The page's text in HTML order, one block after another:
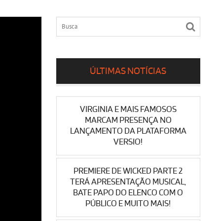
ÚLTIMAS NOTÍCIAS
VIRGINIA E MAIS FAMOSOS
MARCAM PRESENÇA NO
LANÇAMENTO DA PLATAFORMA
VERSIO!
PREMIERE DE WICKED PARTE 2
TERÁ APRESENTAÇÃO MUSICAL,
BATE PAPO DO ELENCO COM O
PÚBLICO E MUITO MAIS!